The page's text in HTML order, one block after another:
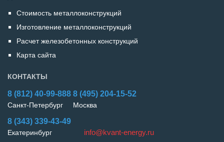
Стоимость металлоконструкций
Изготовление металлоконструкций
Расчет железобетонных конструкций
Карта сайта
КОНТАКТЫ
8 (812) 40-99-888
Санкт-Петербург
8 (495) 204-15-52
Москва
8 (343) 339-43-49
Екатеринбург info@kvant-energy.ru